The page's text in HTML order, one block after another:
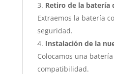
Retiro de la batería
Extraemos la batería
seguridad.
Instalación de la
Colocamos una
compatibilidad.